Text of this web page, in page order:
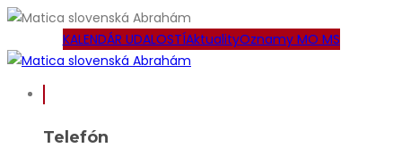
KALENDÁR UDALOSTÍAktualityOznamy MO MS
Telefón